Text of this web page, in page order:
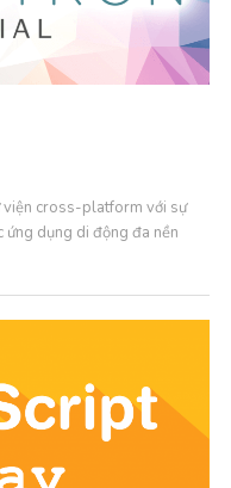
viện cross-platform với sự
ứng dụng di động đa nền